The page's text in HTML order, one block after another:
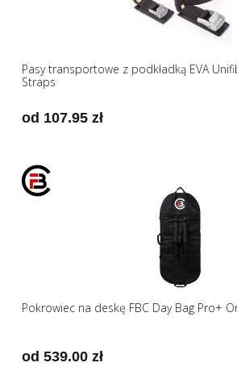
Pasy transportowe z podkładką EVA
Straps
od 107.95 zł
Pokrowiec na deskę FBC Day Bag Pro+
od 539.00 zł